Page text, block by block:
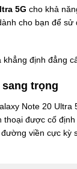
5G cho khả
cho bạn để sử
định đẳng
trọng
Note 20
được cố
viền cực kỳ